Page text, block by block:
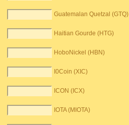
Guatemalan Quetzal (GTQ)
Haitian Gourde (HTG)
HoboNickel (HBN)
I0Coin (XIC)
ICON (ICX)
IOTA (MIOTA)